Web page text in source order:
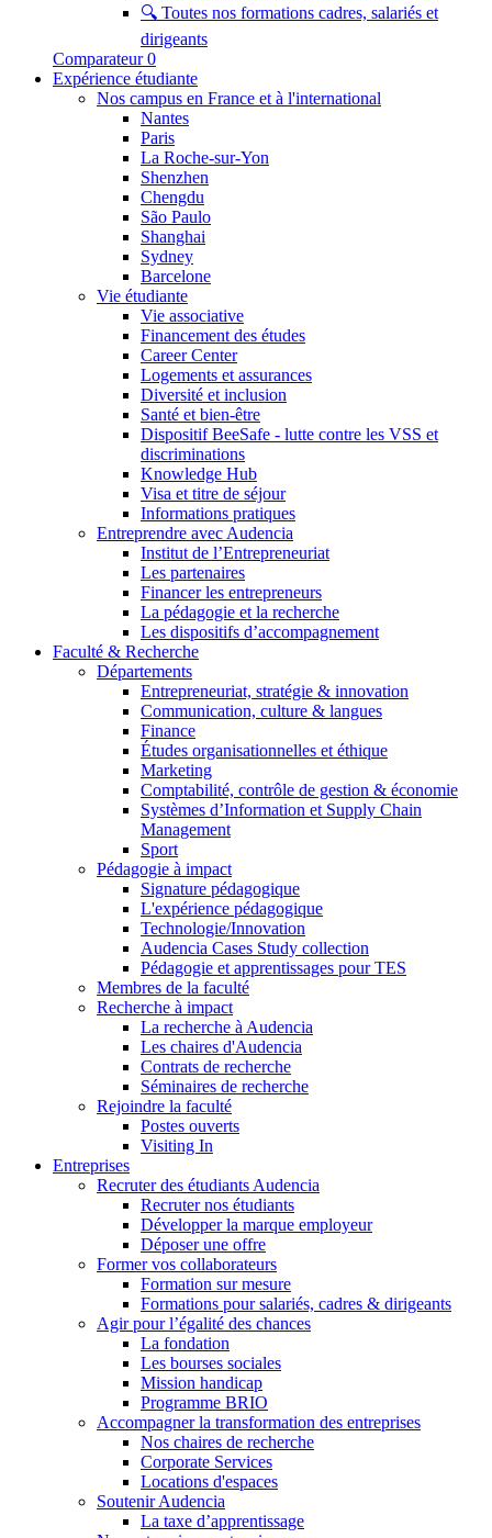
🔍 Toutes nos formations cadres, salariés et
dirigeants
Comparateur 0
Expérience étudiante
Nos campus en France et à l'international
Nantes
Paris
La Roche-sur-Yon
Shenzhen
Chengdu
São Paulo
Shanghai
Sydney
Barcelone
Vie étudiante
Vie associative
Financement des études
Career Center
Logements et assurances
Diversité et inclusion
Santé et bien-être
Dispositif BeeSafe - lutte contre les VSS et
discriminations
Knowledge Hub
Visa et titre de séjour
Informations pratiques
Entreprendre avec Audencia
Institut de l’Entrepreneuriat
Les partenaires
Financer les entrepreneurs
La pédagogie et la recherche
Les dispositifs d’accompagnement
Faculté & Recherche
Départements
Entrepreneuriat, stratégie & innovation
Communication, culture & langues
Finance
Études organisationnelles et éthique
Marketing
Comptabilité, contrôle de gestion & économie
Systèmes d’Information et Supply Chain
Management
Sport
Pédagogie à impact
Signature pédagogique
L'expérience pédagogique
Technologie/Innovation
Audencia Cases Study collection
Pédagogie et apprentissages pour TES
Membres de la faculté
Recherche à impact
La recherche à Audencia
Les chaires d'Audencia
Contrats de recherche
Séminaires de recherche
Rejoindre la faculté
Postes ouverts
Visiting In
Entreprises
Recruter des étudiants Audencia
Recruter nos étudiants
Développer la marque employeur
Déposer une offre
Former vos collaborateurs
Formation sur mesure
Formations pour salariés, cadres & dirigeants
Agir pour l’égalité des chances
La fondation
Les bourses sociales
Mission handicap
Programme BRIO
Accompagner la transformation des entreprises
Nos chaires de recherche
Corporate Services
Locations d'espaces
Soutenir Audencia
La taxe d’apprentissage